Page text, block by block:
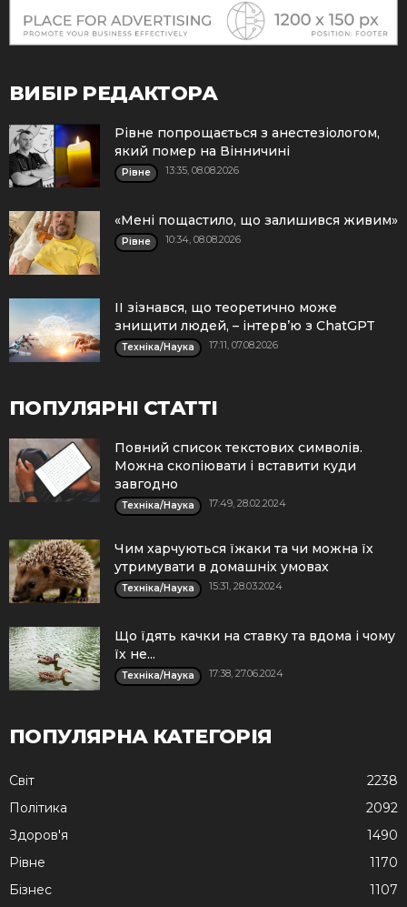
ВИБІР РЕДАКТОРА
Рівне попрощається з анестезіологом,
який помер на Вінничині
Рівне 13:35, 08.08.2026
«Мені пощастило, що залишився живим»
Рівне 10:34, 08.08.2026
ІІ зізнався, що теоретично може
знищити людей, – інтерв’ю з ChatGPT
Техніка/Наука 17:11, 07.08.2026
ПОПУЛЯРНІ СТАТТІ
Повний список текстових символів.
Можна скопіювати і вставити куди
завгодно
Техніка/Наука 17:49, 28.02.2024
Чим харчуються їжаки та чи можна їх
утримувати в домашніх умовах
Техніка/Наука 15:31, 28.03.2024
Що їдять качки на ставку та вдома і чому
їх не...
Техніка/Наука 17:38, 27.06.2024
ПОПУЛЯРНА КАТЕГОРІЯ
Cвіт
2238
Політика
2092
Здоров'я
1490
Рівне
1170
Бізнес
1107